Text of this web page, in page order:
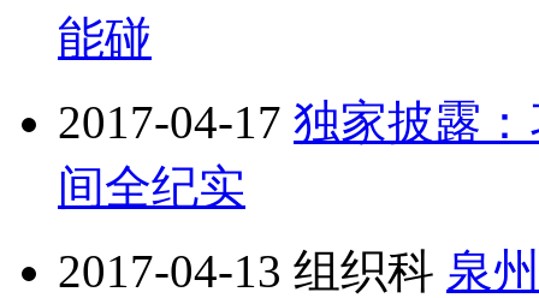
能碰
2017-04-17 独家披露：
间全纪实
2017-04-13 组织科 泉